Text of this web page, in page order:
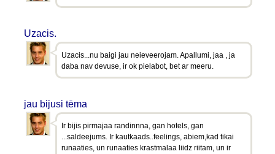
Uzacis.
Uzacis...nu baigi jau neieveerojam. Apallumi, jaa , ja
daba nav devuse, ir ok pielabot, bet ar meeru.
jau bijusi tēma
Ir bijis pirmajaa randinnna, gan hotels, gan
...saldeejums. Ir kautkaads..feelings, abiem,kad tikai
runaaties, un runaaties krastmalaa liidz riitam, un ir